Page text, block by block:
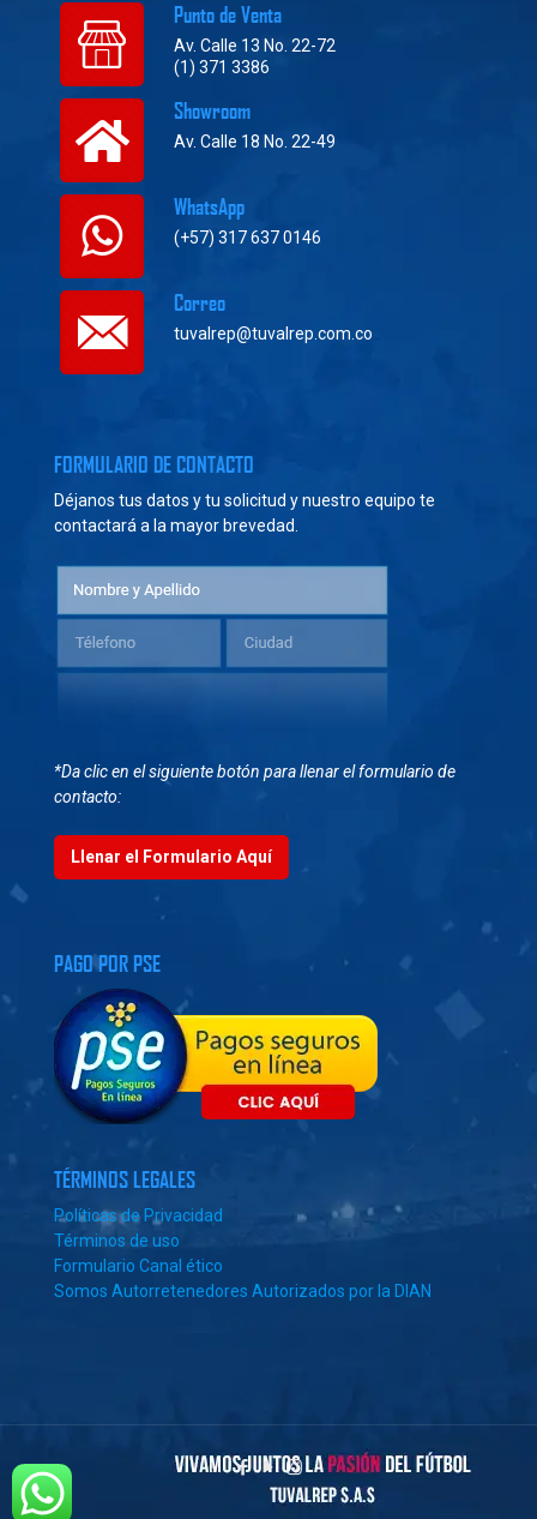
Punto de Venta
Av. Calle 13 No. 22-72
(1) 371 3386
Showroom
Av. Calle 18 No. 22-49
WhatsApp
(+57) 317 637 0146
Correo
tuvalrep@tuvalrep.com.co
FORMULARIO DE CONTACTO
Déjanos tus datos y tu solicitud y nuestro equipo te
contactará a la mayor brevedad.
*Da clic en el siguiente botón para llenar el formulario de
contacto:
Llenar el Formulario Aquí
PAGO POR PSE
TÉRMINOS LEGALES
Políticas de Privacidad
Términos de uso
Formulario Canal ético
Somos Autorretenedores Autorizados por la DIAN